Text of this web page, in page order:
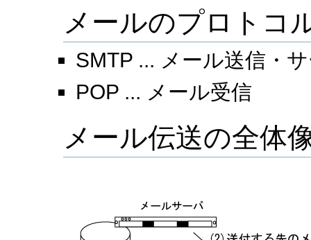
メールのプロトコ
SMTP ... メール送信・
POP ... メール受信
メール伝送の全体